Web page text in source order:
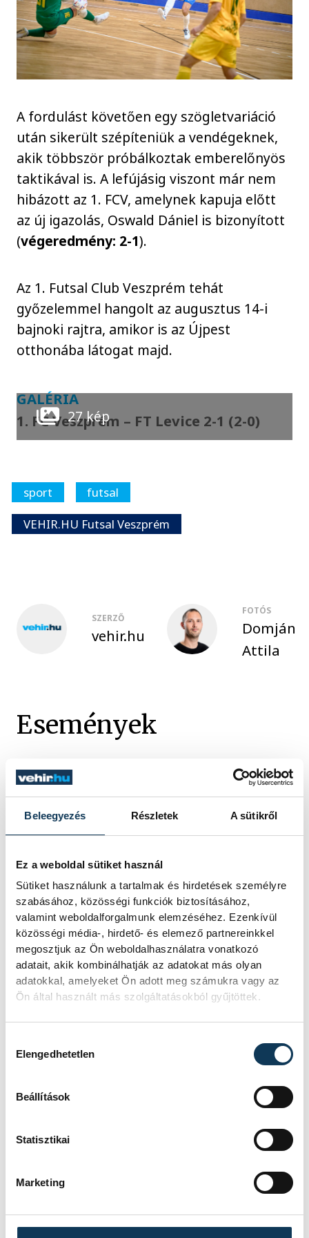
Beleegyezés Részletek A sütikről
Ez a weboldal sütiket használ
Sütiket használunk a tartalmak és hirdetések személyre
szabásához, közösségi funkciók biztosításához,
valamint weboldalforgalmunk elemzéséhez. Ezenkívül
közösségi média-, hirdető- és elemező partnereinkkel
megosztjuk az Ön weboldalhasználatra vonatkozó
adatait, akik kombinálhatják az adatokat más olyan
adatokkal, amelyeket Ön adott meg számukra vagy az
Ön által használt más szolgáltatásokból gyűjtöttek.
Elengedhetetlen
Beállítások
Statisztikai
Marketing
A fordulást követően egy szögletvariáció
után sikerült szépíteniük a vendégeknek,
akik többször próbálkoztak emberelőnyös
taktikával is. A lefújásig viszont már nem
hibázott az 1. FCV, amelynek kapuja előtt
az új igazolás, Oswald Dániel is bizonyított
(végeredmény: 2-1).
Az 1. Futsal Club Veszprém tehát
győzelemmel hangolt az augusztus 14-i
bajnoki rajtra, amikor is az Újpest
otthonába látogat majd.
GALÉRIA
1. FC Veszprém – FT Levice 2-1 (2-0)
27 kép
sport
futsal
VEHIR.HU Futsal Veszprém
SZERZŐ
vehir.hu
FOTÓS
Domján
Attila
Események
KORÁBBI ESEMÉNYEK BETÖLTÉSE
HELYÉRT, 2025/2026
HAZAI
VEHÍR VESZPRÉM
VENDÉG
DEAC FUTSAL
IDŐPONT
2026. JÚNIUS 5. 18:30
HELYSZÍN
VESZPRÉM, MÁRCIUS 15.
UTCAI SPORTCSARNOK
EREDMÉNY
5-6
RÉSZLETEK
IDŐPONT
RÉSZLETEK